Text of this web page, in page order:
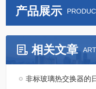
产品展示
相关文章